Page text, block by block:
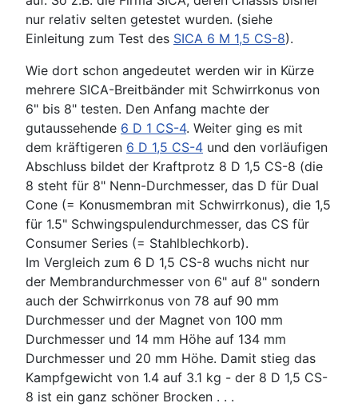
nur relativ selten getestet wurden. (siehe
Einleitung zum Test des SICA 6 M 1,5 CS-8).
Wie dort schon angedeutet werden wir in Kürze
mehrere SICA-Breitbänder mit Schwirrkonus von
6" bis 8" testen. Den Anfang machte der
gutaussehende 6 D 1 CS-4. Weiter ging es mit
dem kräftigeren 6 D 1,5 CS-4 und den vorläufigen
Abschluss bildet der Kraftprotz 8 D 1,5 CS-8 (die
8 steht für 8" Nenn-Durchmesser, das D für Dual
Cone (= Konusmembran mit Schwirrkonus), die 1,5
für 1.5" Schwingspulendurchmesser, das CS für
Consumer Series (= Stahlblechkorb).
Im Vergleich zum 6 D 1,5 CS-8 wuchs nicht nur
der Membrandurchmesser von 6" auf 8" sondern
auch der Schwirrkonus von 78 auf 90 mm
Durchmesser und der Magnet von 100 mm
Durchmesser und 14 mm Höhe auf 134 mm
Durchmesser und 20 mm Höhe. Damit stieg das
Kampfgewicht von 1.4 auf 3.1 kg - der 8 D 1,5 CS-
8 ist ein ganz schöner Brocken . . .